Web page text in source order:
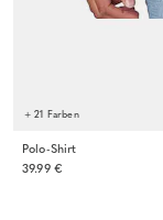
+ 21 Farben
Polo-Shirt
39.99 €